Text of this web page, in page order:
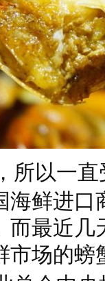
所以一
海鲜进
而最近几
市场的螃